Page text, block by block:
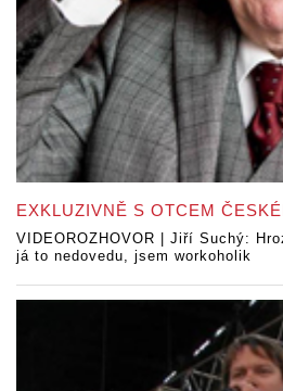
EXKLUZIVNĚ S OTCEM
VIDEOROZHOVOR | Jiří Suchý:
já to nedovedu, jsem workoholik